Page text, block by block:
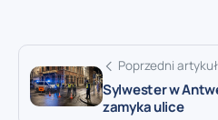
Poprzedni artykuł
Sylwester w
zamyka ulice